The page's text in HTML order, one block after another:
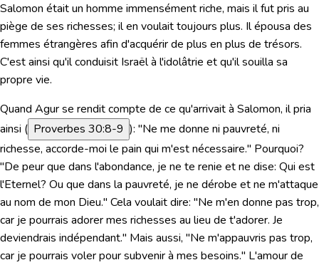
Salomon était un homme immensément riche, mais il fut pris au
piège de ses richesses; il en voulait toujours plus. Il épousa des
femmes étrangères afin d'acquérir de plus en plus de trésors.
C'est ainsi qu'il conduisit Israël à l'idolâtrie et qu'il souilla sa
propre vie.
Quand Agur se rendit compte de ce qu'arrivait à Salomon, il pria
ainsi ( Proverbes 30:8-9 ): "Ne me donne ni pauvreté, ni
richesse, accorde-moi le pain qui m'est nécessaire." Pourquoi?
"De peur que dans l'abondance, je ne te renie et ne dise: Qui est
l'Eternel? Ou que dans la pauvreté, je ne dérobe et ne m'attaque
au nom de mon Dieu." Cela voulait dire: "Ne m'en donne pas trop,
car je pourrais adorer mes richesses au lieu de t'adorer. Je
deviendrais indépendant." Mais aussi, "Ne m'appauvris pas trop,
car je pourrais voler pour subvenir à mes besoins." L'amour de